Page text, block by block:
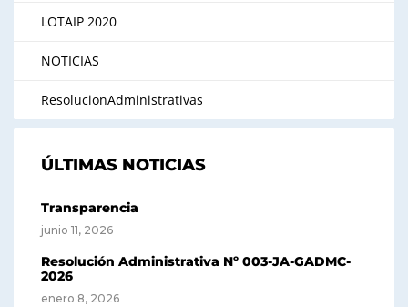
LOTAIP 2020
NOTICIAS
ResolucionAdministrativas
ÚLTIMAS NOTICIAS
Transparencia
junio 11, 2026
Resolución Administrativa Nº 003-JA-GADMC-
2026
enero 8, 2026